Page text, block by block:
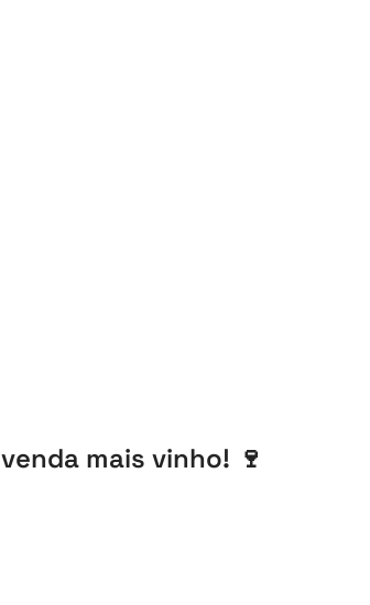
venda mais vinho! 🍷